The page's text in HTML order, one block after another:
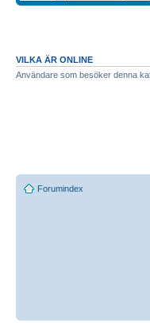
VILKA ÄR ONLINE
Användare som besöker denna
Forumindex